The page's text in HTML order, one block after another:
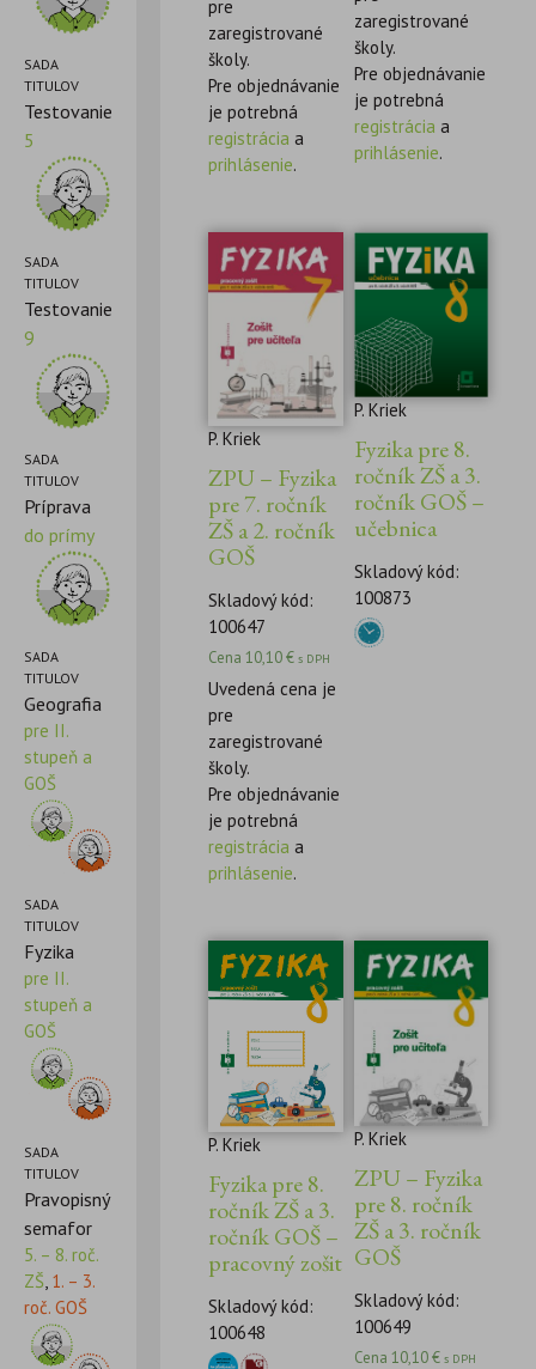
SADA
TITULOV
Testovanie
5
SADA
TITULOV
Testovanie
9
SADA
TITULOV
Príprava
do prímy
SADA
TITULOV
Geografia
pre II.
stupeň a
GOŠ
SADA
TITULOV
Fyzika
pre II.
stupeň a
GOŠ
SADA
TITULOV
Pravopisný
semafor
5. – 8. roč.
ZŠ,1. – 3.
roč. GOŠ
pre
zaregistrované
školy.
Pre objednávanie
je potrebná
registrácia a
prihlásenie.
zaregistrované
školy.
Pre objednávanie
je potrebná
registrácia a
prihlásenie.
P. Kriek
ZPU – Fyzika
pre 7. ročník
ZŠ a 2. ročník
GOŠ
Skladový kód:
100647
Cena10,10€ s DPH
Uvedená cena je
pre
zaregistrované
školy.
Pre objednávanie
je potrebná
registrácia a
prihlásenie.
P. Kriek
Fyzika pre 8.
ročník ZŠ a 3.
ročník GOŠ –
učebnica
Skladový kód:
100873
P. Kriek
Fyzika pre 8.
ročník ZŠ a 3.
ročník GOŠ –
pracovný zošit
Skladový kód:
100648
P. Kriek
ZPU – Fyzika
pre 8. ročník
ZŠ a 3. ročník
GOŠ
Skladový kód:
100649
Cena 10,10€ s DPH